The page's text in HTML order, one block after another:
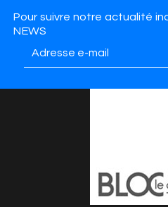
Pour suivre notre actualité
NEWS